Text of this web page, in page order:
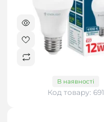
В наявності
Код товару: 691